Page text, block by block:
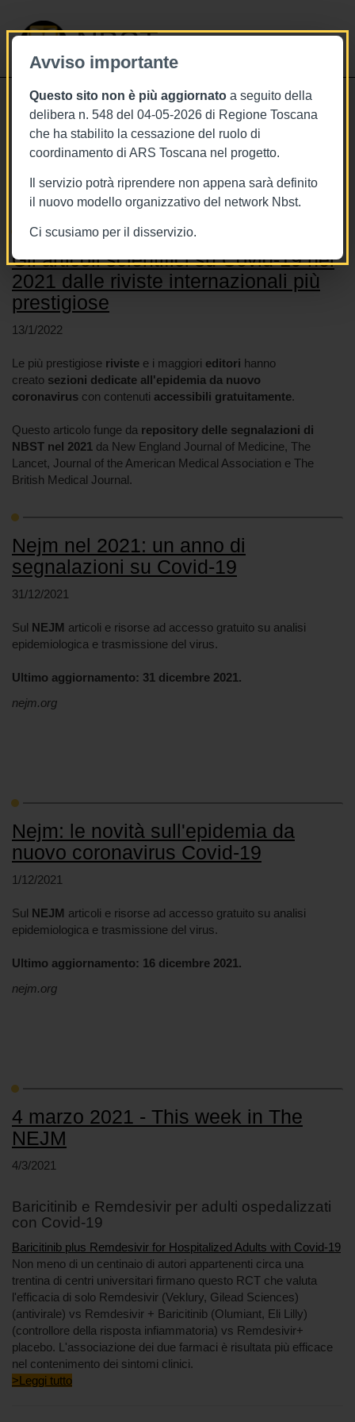
Avviso importante
Questo sito non è più aggiornato a seguito della
delibera n. 548 del 04-05-2026 di Regione Toscana
che ha stabilito la cessazione del ruolo di
coordinamento di ARS Toscana nel progetto.
Il servizio potrà riprendere non appena sarà definito
il nuovo modello organizzativo del network Nbst.
Ci scusiamo per il disservizio.
NBST
Stai visualizzando gli articoli relativi
a: The NEJM
Gli articoli scientifici su Covid-19 nel
2021 dalle riviste internazionali più
prestigiose
13/1/2022
Le più prestigiose riviste e i maggiori editori hanno
creato sezioni dedicate all'epidemia da nuovo
coronavirus con contenuti accessibili gratuitamente.
Questo articolo funge da repository delle segnalazioni di
NBST nel 2021 da New England Journal of Medicine, The
Lancet, Journal of the American Medical Association e The
British Medical Journal.
Nejm nel 2021: un anno di
segnalazioni su Covid-19
31/12/2021
Sul NEJM articoli e risorse ad accesso gratuito su analisi
epidemiologica e trasmissione del virus.
Ultimo aggiornamento: 31 dicembre 2021.
nejm.org
Nejm: le novità sull'epidemia da
nuovo coronavirus Covid-19
1/12/2021
Sul NEJM articoli e risorse ad accesso gratuito su analisi
epidemiologica e trasmissione del virus.
Ultimo aggiornamento: 16 dicembre 2021.
nejm.org
4 marzo 2021 - This week in The
NEJM
4/3/2021
Baricitinib e Remdesivir per adulti ospedalizzati
con Covid-19
Baricitinib plus Remdesivir for Hospitalized Adults with Covid-19
Non meno di un centinaio di autori appartenenti circa una
trentina di centri universitari firmano questo RCT che valuta
l'efficacia di solo Remdesivir (Veklury, Gilead Sciences)
(antivirale) vs Remdesivir + Baricitinib (Olumiant, Eli Lilly)
(controllore della risposta infiammatoria) vs Remdesivir+
placebo. L'associazione dei due farmaci è risultata più efficace
nel contenimento dei sintomi clinici.
>Leggi tutto